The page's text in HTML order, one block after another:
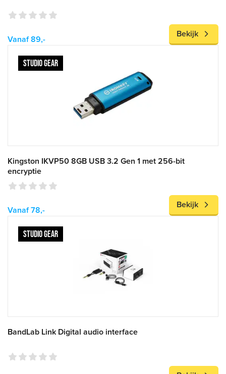
Vanaf 89,-
Bekijk
STUDIO GEAR
Kingston IKVP50 8GB USB 3.2 Gen 1 met 256-bit
encryptie
Vanaf 78,-
Bekijk
STUDIO GEAR
BandLab Link Digital audio interface